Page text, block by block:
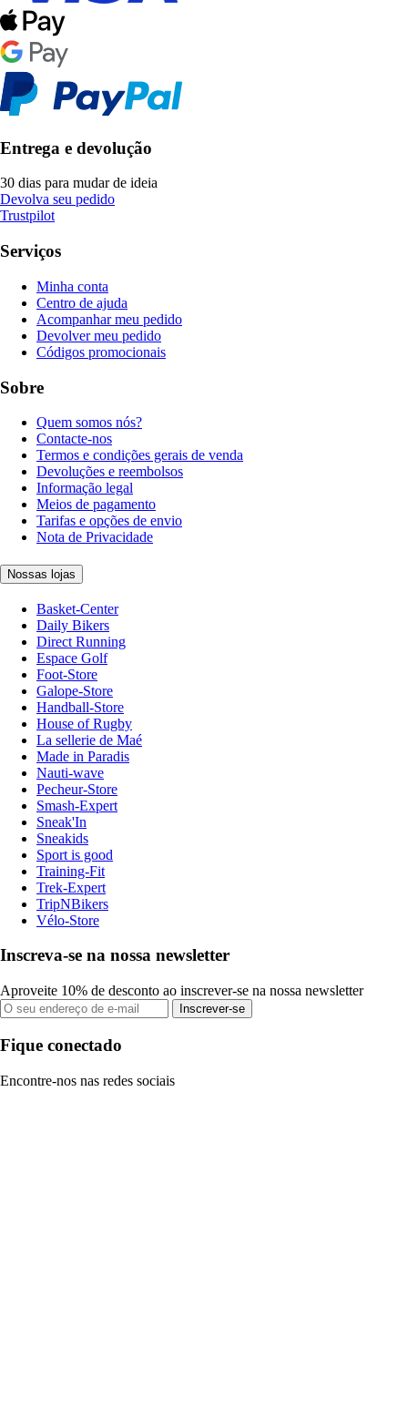
Entrega e devolução
30 dias para mudar de ideia
Devolva seu pedido
Trustpilot
Serviços
Minha conta
Centro de ajuda
Acompanhar meu pedido
Devolver meu pedido
Códigos promocionais
Sobre
Quem somos nós?
Contacte-nos
Termos e condições gerais de venda
Devoluções e reembolsos
Informação legal
Meios de pagamento
Tarifas e opções de envio
Nota de Privacidade
Nossas lojas
Basket-Center
Daily Bikers
Direct Running
Espace Golf
Foot-Store
Galope-Store
Handball-Store
House of Rugby
La sellerie de Maé
Made in Paradis
Nauti-wave
Pecheur-Store
Smash-Expert
Sneak'In
Sneakids
Sport is good
Training-Fit
Trek-Expert
TripNBikers
Vélo-Store
Inscreva-se na nossa newsletter
Aproveite 10% de desconto ao inscrever-se na nossa newsletter
Inscrever-se
Fique conectado
Encontre-nos nas redes sociais